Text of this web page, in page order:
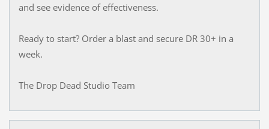
and see evidence of effectiveness.
Ready to start? Order a blast and secure DR 30+ in a
week.
The Drop Dead Studio Team